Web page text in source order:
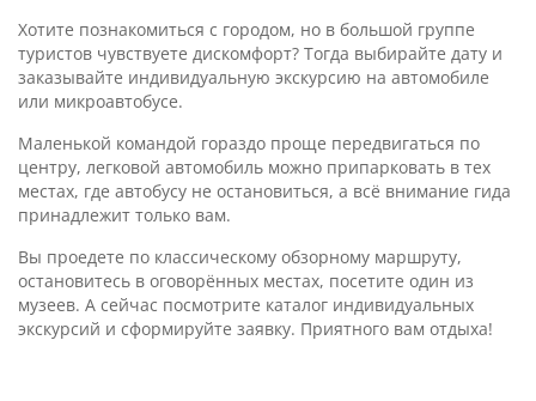
Хотите познакомиться с городом, но в большой группе
туристов чувствуете дискомфорт? Тогда выбирайте дату и
заказывайте индивидуальную экскурсию на автомобиле
или микроавтобусе.
Маленькой командой гораздо проще передвигаться по
центру, легковой автомобиль можно припарковать в тех
местах, где автобусу не остановиться, а всё внимание гида
принадлежит только вам.
Вы проедете по классическому обзорному маршруту,
остановитесь в оговорённых местах, посетите один из
музеев. А сейчас посмотрите каталог индивидуальных
экскурсий и сформируйте заявку. Приятного вам отдыха!